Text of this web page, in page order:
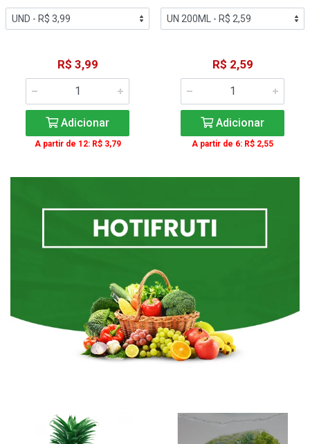
R$ 3,99
Adicionar
A partir de 12: R$ 3,79
R$ 2,59
Adicionar
A partir de 6: R$ 2,55